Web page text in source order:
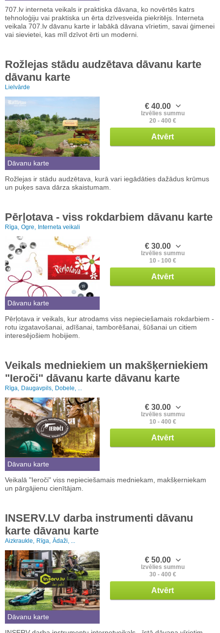
707.lv interneta veikals ir praktiska dāvana, ko novērtēs katrs
tehnoloģiju vai praktiska un ērta dzīvesveida piekritējs. Interneta
veikala 707.lv dāvanu karte ir labākā dāvana vīrietim, savai ģimenei
vai sievietei, kas mīl dzīvot ērti un moderni.
Rožlejas stādu audzētava dāvanu karte
dāvanu karte
Lielvārde
Dāvanu karte
€ 40.00
Izvēlies summu
20 - 400 €
Atvērt
Rožlejas ir stādu audzētava, kurā vari iegādāties dažādus krūmus
un puķes sava dārza skaistumam.
Pērļotava - viss rokdarbiem dāvanu karte
Rīga, Ogre, Interneta veikali
Dāvanu karte
€ 30.00
Izvēlies summu
10 - 100 €
Atvērt
Pērļotava ir veikals, kur atrodams viss nepieciešamais rokdarbiem -
rotu izgatavošanai, adīšanai, tamborēšanai, šūšanai un citiem
interesējošiem hobijiem.
Veikals medniekiem un makšķerniekiem
"Ieroči" dāvanu karte dāvanu karte
Rīga, Daugavpils, Dobele, ...
Dāvanu karte
€ 30.00
Izvēlies summu
10 - 400 €
Atvērt
Veikalā "Ieroči" viss nepieciešamais medniekam, makšķerniekam
un pārgājienu cienītājam.
INSERV.LV darba instrumenti dāvanu
karte dāvanu karte
Aizkraukle, Rīga, Ādaži, ...
Dāvanu karte
€ 50.00
Izvēlies summu
30 - 400 €
Atvērt